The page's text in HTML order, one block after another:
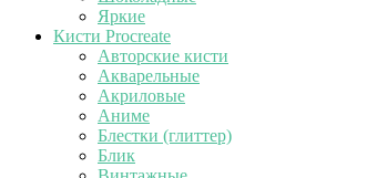
Яркие
Кисти Procreate
Авторские кисти
Акварельные
Акриловые
Аниме
Блестки (глиттер)
Блик